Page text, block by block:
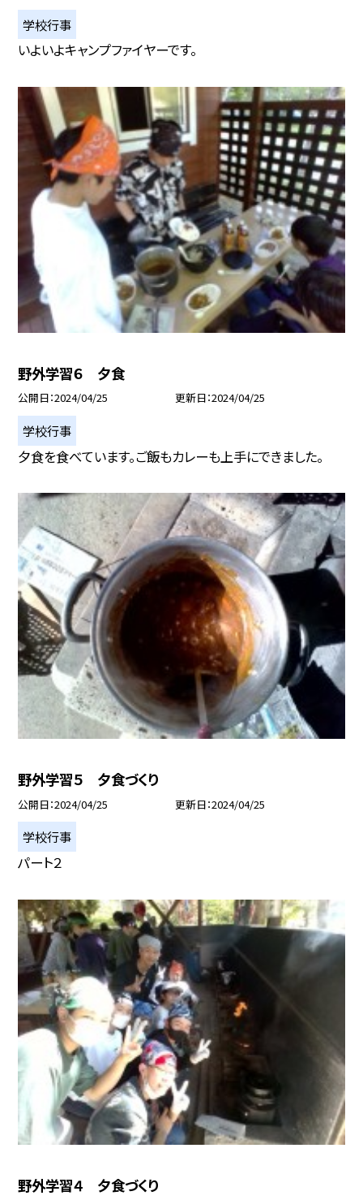
学校行事
いよいよキャンプファイヤーです。
野外学習６ 夕食
公開日 2024/04/25 更新日 2024/04/25
学校行事
夕食を食べています。ご飯もカレーも上手にできました。
野外学習５ 夕食づくり
公開日 2024/04/25 更新日 2024/04/25
学校行事
パート２
野外学習４ 夕食づくり